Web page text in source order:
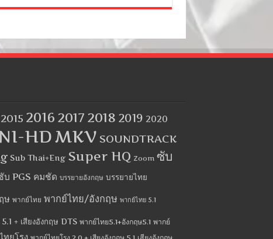
2015 2016 2017 2018 2019 2020
HDMKV SOUNDTRACK
Sub Thai+Eng Super HQ Zoom ซับ
บ PGS คมชัด บรรยายอังกฤษ บรรยายไทย
ษ พากย์ไทย พากย์ไทย/อังกฤษ พากย์ไทย 5.1
+ เสียงอังกฤษ DTS พากย์ไทย5.1+อังกฤษ5.1 พากย์